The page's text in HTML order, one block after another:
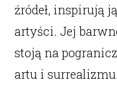
źródeł, inspirują
artyści. Jej
stoją na
artu i surrealizmu.